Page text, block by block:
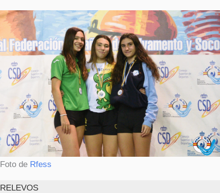
Foto de Rfess
RELEVOS